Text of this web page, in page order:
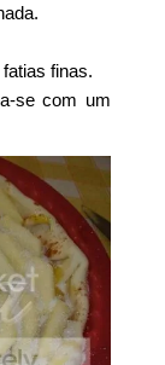
finas.
se com um